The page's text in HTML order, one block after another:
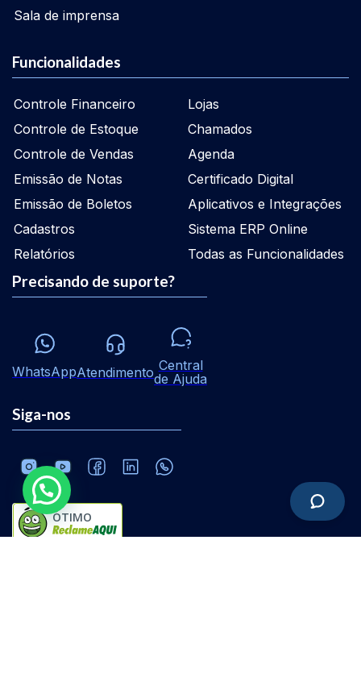
Sala de imprensa
Funcionalidades
Controle Financeiro
Controle de Estoque
Controle de Vendas
Emissão de Notas
Emissão de Boletos
Cadastros
Relatórios
Lojas
Chamados
Agenda
Certificado Digital
Aplicativos e Integrações
Sistema ERP Online
Todas as Funcionalidades
Precisando de suporte?
WhatsAppAtendimento Central
de Ajuda
Siga-nos
ÓTIMO